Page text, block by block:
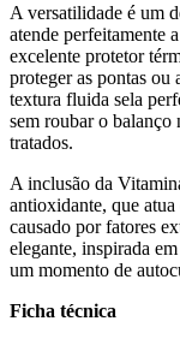
A versatilidade é um
atende perfeitamente
excelente protetor
proteger as pontas ou
textura fluida sela
sem roubar o balanço
tratados.
A inclusão da
antioxidante, que
causado por fatores
elegante, inspirada
um momento de
Ficha técnica